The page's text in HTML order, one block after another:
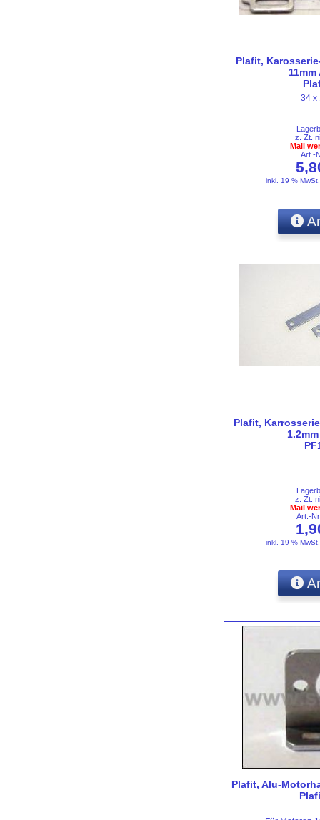
Plafit,
34 x
z. Zt.
Mail
Art.-
inkl. 19 %
Plafit,
z. Zt.
Mail
Art.-
inkl. 19 %
Plafit, Alu-